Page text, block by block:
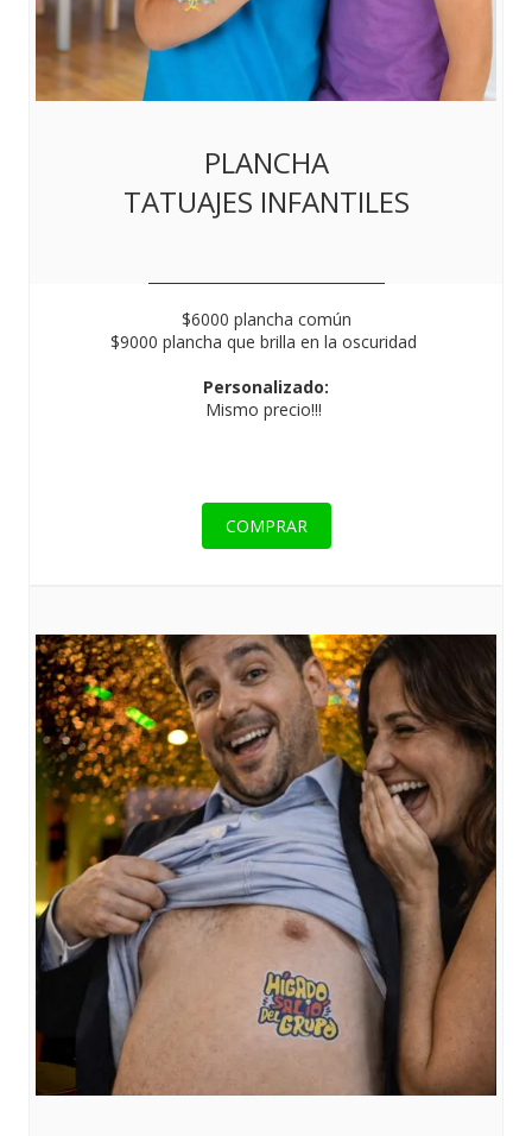
PLANCHA
TATUAJES INFANTILES
$6000 plancha común
$9000 plancha que brilla en la oscuridad​
Personalizado:
Mismo precio!!!
COMPRAR